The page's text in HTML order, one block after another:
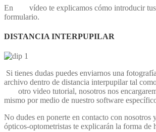
En
vídeo te explicamos cómo introducir
formulario.
DISTANCIA INTERPUPILAR
Si tienes dudas puedes enviarnos una
archivo dentro de distancia interpupilar tal
otro video tutorial, nosotros nos
mismo por medio de nuestro software
No dudes en ponerte en contacto con nosotros
ópticos-optometristas te explicarán la forma de